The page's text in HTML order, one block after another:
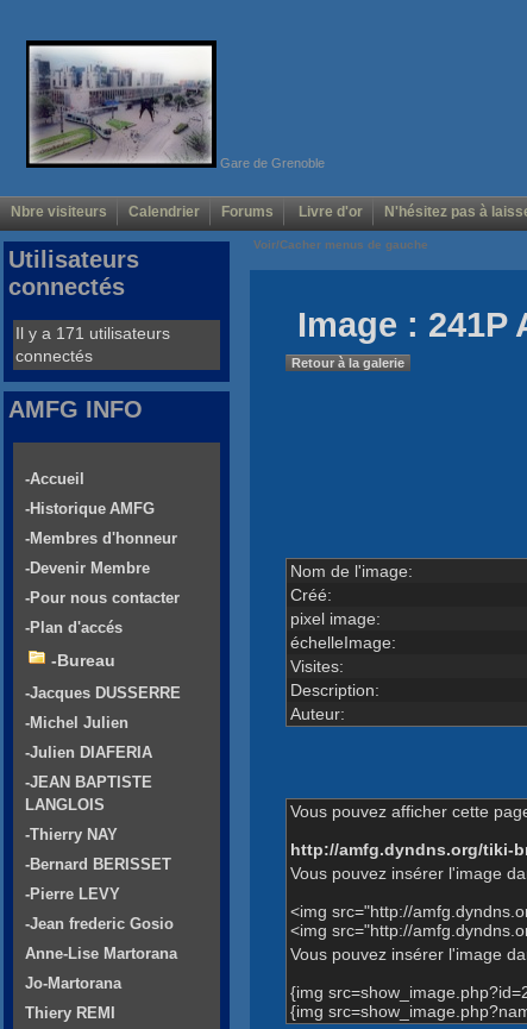
Gare de Grenoble
Nbre visiteurs Calendrier Forums Livre d'or N'hésitez pas à
Voir/Cacher menus de gauche
Image : 241P
Retour à la galerie
Nom de l'image:
Créé:
pixel image:
échelleImage:
Visites:
Description:
Auteur:
Vous pouvez afficher cette
http://amfg.dyndns.org/tiki-
Vous pouvez insérer l'image
<img src="http://
<img src="http://
Vous pouvez insérer l'image
{img
{img
Utilisateurs
connectés
Il y a 171 utilisateurs
connectés
AMFG INFO
-Accueil
-Historique AMFG
-Membres d'honneur
-Devenir Membre
-Pour nous contacter
-Plan d'accés
-Bureau
-Jacques DUSSERRE
-Michel Julien
-Julien DIAFERIA
-JEAN BAPTISTE
LANGLOIS
-Thierry NAY
-Bernard BERISSET
-Pierre LEVY
-Jean frederic Gosio
Anne-Lise Martorana
Jo-Martorana
Thiery REMI